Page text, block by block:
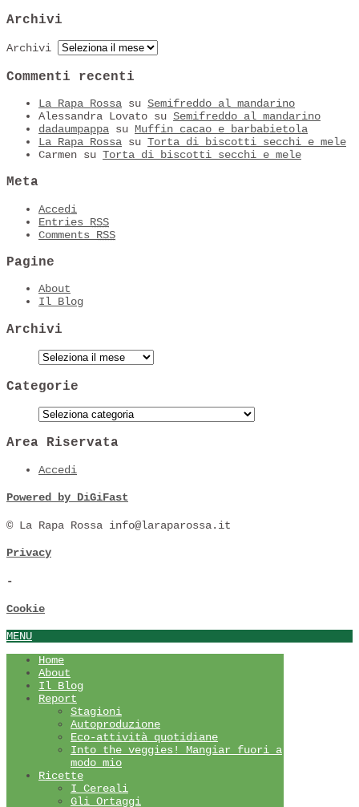
Archivi
Archivi
Commenti recenti
La Rapa Rossa su Semifreddo al mandarino
Alessandra Lovato su Semifreddo al mandarino
dadaumpappa su Muffin cacao e barbabietola
La Rapa Rossa su Torta di biscotti secchi e mele
Carmen su Torta di biscotti secchi e mele
Meta
Accedi
Entries RSS
Comments RSS
Pagine
About
Il Blog
Archivi
Categorie
Area Riservata
Accedi
Powered by DiGiFast
© La Rapa Rossa info@laraparossa.it
Privacy
-
Cookie
MENU
Home
About
Il Blog
Report
Stagioni
Autoproduzione
Eco-attività quotidiane
Into the veggies! Mangiar fuori a
modo mio
Ricette
I Cereali
Gli Ortaggi